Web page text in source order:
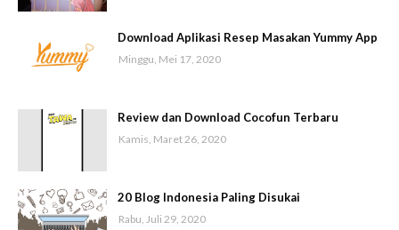
Download Aplikasi Resep Masakan Yummy App
Minggu, Mei 17, 2020
Review dan Download Cocofun Terbaru
Kamis, Maret 26, 2020
20 Blog Indonesia Paling Disukai
Rabu, Juli 29, 2020